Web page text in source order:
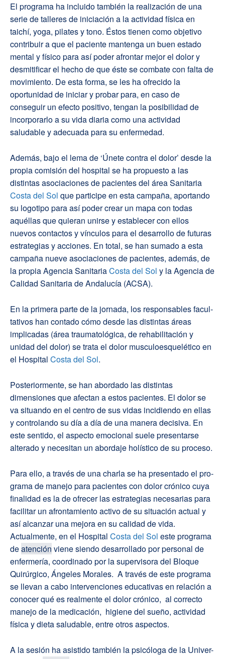
El programa ha incluido también la realización de una
serie de talleres de iniciación a la actividad física en
taichí, yoga, pilates y tono. Éstos tienen como objetivo
contribuir a que el paciente mantenga un buen estado
mental y físico para así poder afrontar mejor el dolor y
desmitificar el hecho de que éste se combate con falta de
movimiento. De esta forma, se les ha ofrecido la
oportunidad de iniciar y probar para, en caso de
conseguir un efecto positivo, tengan la posibilidad de
incorporarlo a su vida diaria como una actividad
saludable y adecuada para su enfermedad.
Además, bajo el lema de ‘Únete contra el dolor’ desde la
propia comisión del hospital se ha propuesto a las
distintas asociaciones de pacientes del área Sanitaria
Costa del Sol que participe en esta campaña, aportando
su logotipo para así poder crear un mapa con todas
aquéllas que quieran unirse y establecer con ellos
nuevos contactos y vínculos para el desarrollo de futuras
estrategias y acciones. En total, se han sumado a esta
campaña nueve asociaciones de pacientes, además, de
la propia Agencia SanitariaCosta del Sol y la Agencia de
Calidad Sanitaria de Andalucía (ACSA).
En la primera parte de la jornada, los responsables facul-
tativos han contado cómo desde las distintas áreas
implicadas (área traumatológica, de rehabilitación y
unidad del dolor) se trata el dolor musculoesquelético en
el Hospital Costa del Sol.
Posteriormente, se han abordado las distintas
dimensiones que afectan a estos pacientes. El dolor se
va situando en el centro de sus vidas incidiendo en ellas
y controlando su día a día de una manera decisiva. En
este sentido, el aspecto emocional suele presentarse
alterado y necesitan un abordaje holístico de su proceso.
Para ello, a través de una charla se ha presentado el pro-
grama de manejo para pacientes con dolor crónico cuya
finalidad es la de ofrecer las estrategias necesarias para
facilitar un afrontamiento activo de su situación actual y
así alcanzar una mejora en su calidad de vida.
Actualmente, en el Hospital Costa del Sol este programa
deatención viene siendo desarrollado por personal de
enfermería, coordinado por la supervisora del Bloque
Quirúrgico, Ángeles Morales. A través de este programa
se llevan a cabo intervenciones educativas en relación a
conocer qué es realmente el dolor crónico, al correcto
manejo de la medicación, higiene del sueño, actividad
física y dieta saludable, entre otros aspectos.
A la sesión ha asistido también la psicóloga de la Univer-